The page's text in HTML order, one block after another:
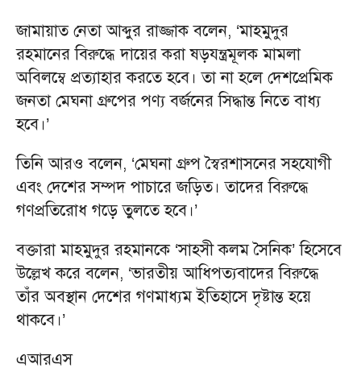
জামায়াত নেতা আব্দুর রাজ্জাক বলেন, ‘মাহমুদুর
রহমানের বিরুদ্ধে দায়ের করা ষড়যন্ত্রমূলক মামলা
অবিলম্বে প্রত্যাহার করতে হবে। তা না হলে দেশপ্রেমিক
জনতা মেঘনা গ্রুপের পণ্য বর্জনের সিদ্ধান্ত নিতে বাধ্য
হবে।’
তিনি আরও বলেন, ‘মেঘনা গ্রুপ স্বৈরশাসনের সহযোগী
এবং দেশের সম্পদ পাচারে জড়িত। তাদের বিরুদ্ধে
গণপ্রতিরোধ গড়ে তুলতে হবে।’
বক্তারা মাহমুদুর রহমানকে ‘সাহসী কলম সৈনিক’ হিসেবে
উল্লেখ করে বলেন, ‘ভারতীয় আধিপত্যবাদের বিরুদ্ধে
তাঁর অবস্থান দেশের গণমাধ্যম ইতিহাসে দৃষ্টান্ত হয়ে
থাকবে।’
এআরএস